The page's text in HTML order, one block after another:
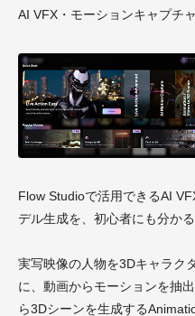
AI VFX・モーションキャプチ
Flow Studioで活用できるAI
デル生成を、初心者にも分か
実写映像の人物を3Dキャラク
に、動画からモーションを抽
ら3Dシーンを生成する